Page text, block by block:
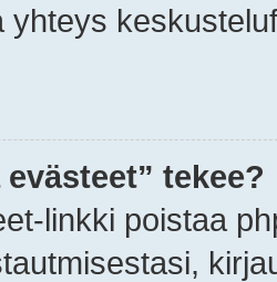
yhteys
tekee?
linkki poistaa